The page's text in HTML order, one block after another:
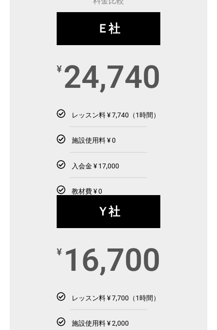
Ｅ社
¥ 24,740
レッスン料 ¥ 7,740（1時間）
施設使用料 ¥ 0
入会金 ¥ 17,000
教材費 ¥ 0
Ｙ社
¥ 16,700
レッスン料 ¥ 7,700（1時間）
施設使用料 ¥ 2,000